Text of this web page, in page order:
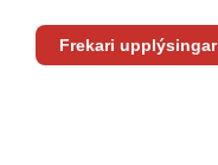
Frekari upplýsingar